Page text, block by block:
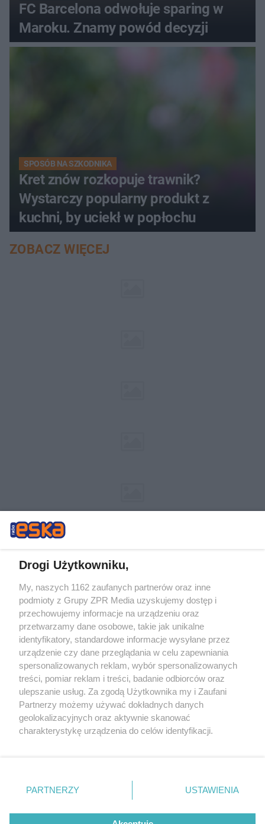
FC Barcelona odwołuje sparing w
Maroku. Znamy powód decyzji
SPOSÓB NA SZKODNIKA
Kret znów rozkopuje trawnik?
Wystarczy popularny produkt z
kuchni, by uciekł w popłochu
ZOBACZ WIĘCEJ
Żaden utwór zamieszczony w serwisie nie może być powielany i
rozpowszechniany lub dalej rozpowszechniany w jakikolwiek sposób (w
tym także elektroniczny lub mechaniczny) na jakimkolwiek polu
eksploatacji w jakiejkolwiek formie, włącznie z umieszczaniem w
Internecie bez pisemnej zgody właściciela praw. Jakiekolwiek użycie lub
wykorzystanie utworów w całości lub w części z naruszeniem prawa,
tzn. bez właściwej zgody, jest zabronione pod groźbą kary i może być
ścigane prawnie.
© 2026 Grupa ZPR Media
Drogi Użytkowniku,
My, naszych 1162 zaufanych partnerów oraz inne
podmioty z Grupy ZPR Media uzyskujemy dostęp i
przechowujemy informacje na urządzeniu oraz
przetwarzamy dane osobowe, takie jak unikalne
identyfikatory, standardowe informacje wysyłane przez
urządzenie czy dane przeglądania w celu zapewniania
spersonalizowanych reklam, wybór spersonalizowanych
treści, pomiar reklam i treści, badanie odbiorców oraz
ulepszanie usług. Za zgodą Użytkownika my i Zaufani
Partnerzy możemy używać dokładnych danych
geolokalizacyjnych oraz aktywnie skanować
charakterystykę urządzenia do celów identyfikacji.
zmienić/wycofać klikając przycisk ustawień prywatności
znajdujący się w lewym dolnym rogu strony
rodzaje przetwarzania danych nie wymagają zgody
PARTNERZY USTAWIENIA